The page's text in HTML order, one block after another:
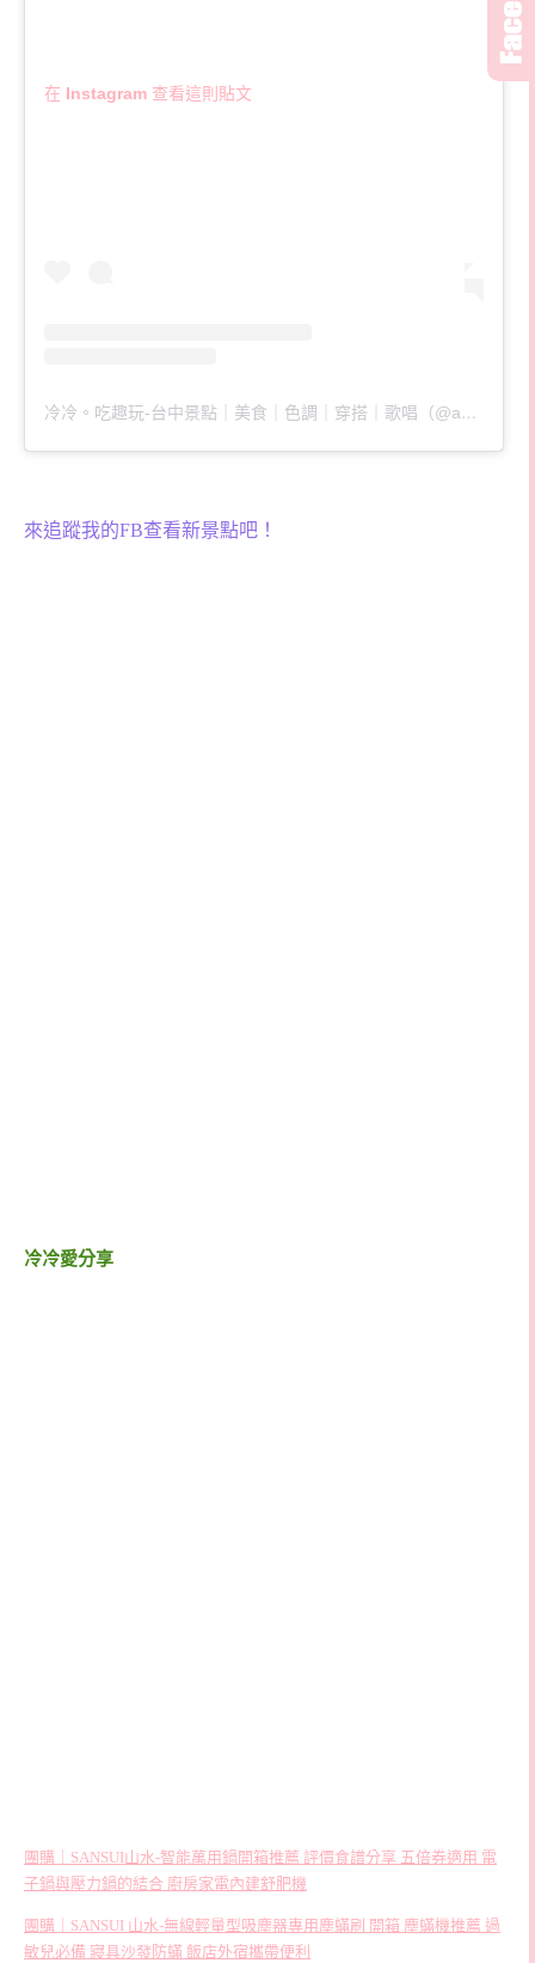
在 Instagram 查看這則貼文
冷冷。吃趣玩-台中景點｜美食｜色調｜穿搭｜歌唱（@ascoldaswater）分享的貼文
來追蹤我的FB查看新景點吧！
冷冷愛分享
團購｜SANSUI山水-智能萬用鍋開箱推薦 評價食譜分享 五倍券適用 電
子鍋與壓力鍋的結合 廚房家電內建舒肥機
團購｜SANSUI 山水-無線輕量型吸塵器專用塵蟎刷 開箱 塵蟎機推薦 過
敏兒必備 寢具沙發防蟎 飯店外宿攜帶便利